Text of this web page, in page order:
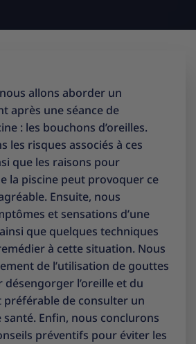
allons aborder un
après une séance de
: les bouchons d’oreilles.
les risques associés à ces
que les raisons pour
la piscine peut provoquer ce
Ensuite, nous
et sensations d’une
que quelques techniques
à cette situation. Nous
de l’utilisation de gouttes
l’oreille et du
préférable de consulter un
Enfin, nous conclurons
préventifs pour éviter les